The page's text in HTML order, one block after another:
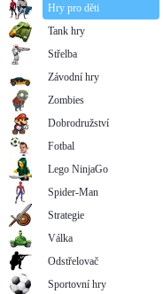
Hry pro děti
Tank hry
Střelba
Závodní hry
Zombies
Dobrodružství
Fotbal
Lego NinjaGo
Spider-Man
Strategie
Válka
Odstřelovač
Sportovní hry